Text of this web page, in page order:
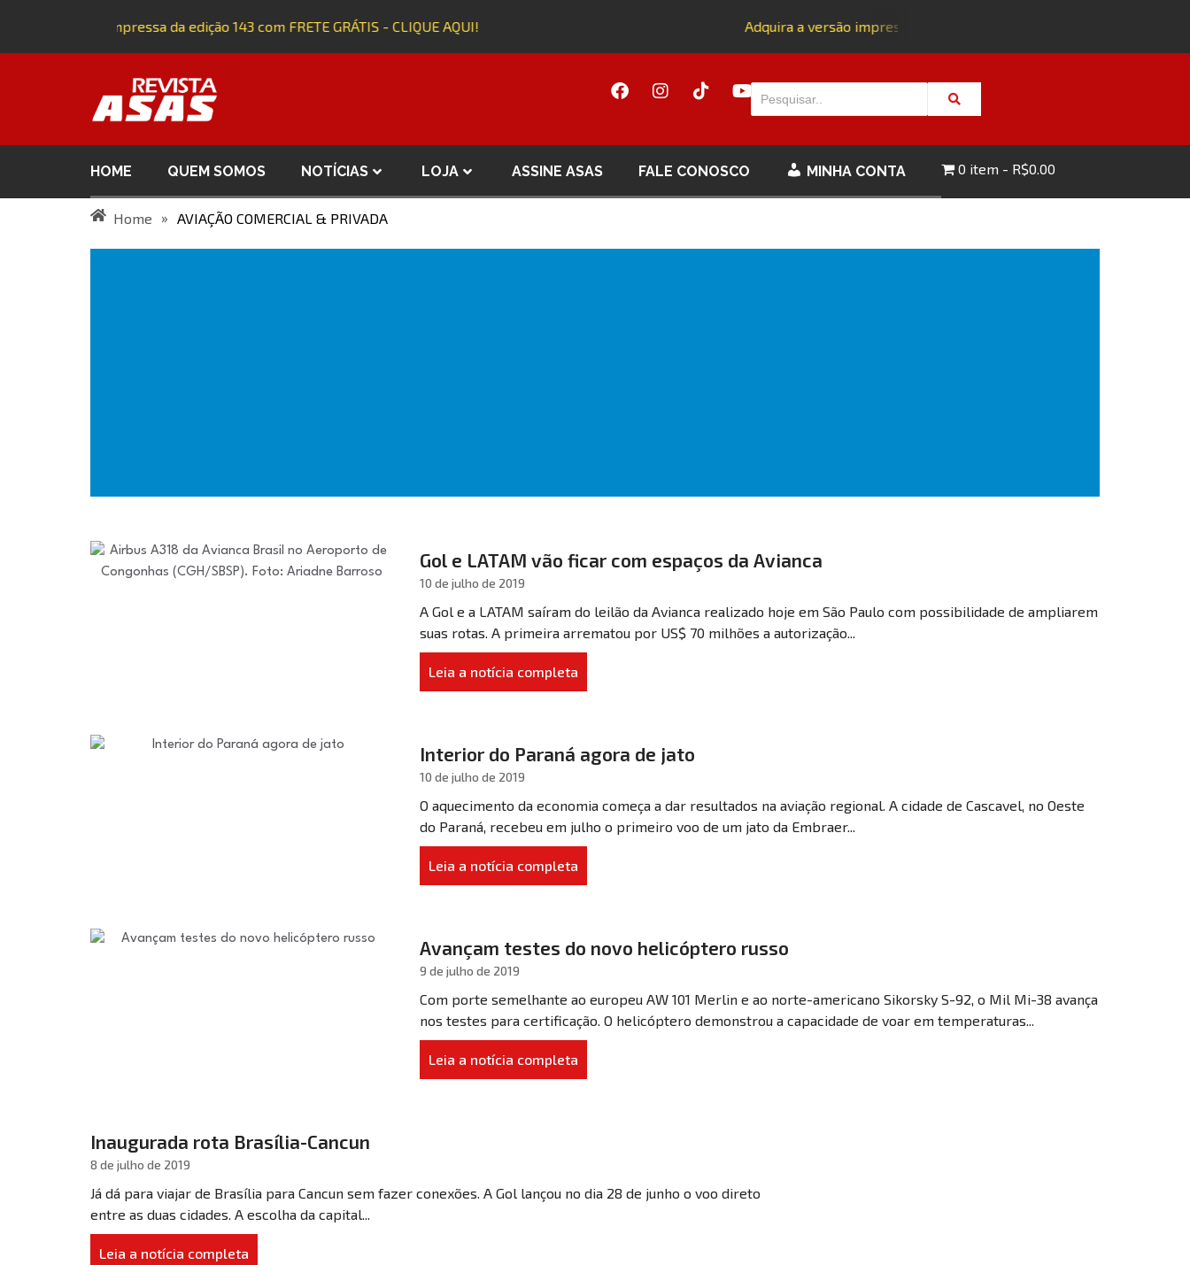
a versão impressa da edição 143 com FRETE GRÁTIS - CLIQUE AQUI! Adquira a versão impressa da edição 143 com FRETE GRÁTIS - CLIQUE
HOME QUEM SOMOS NOTÍCIAS LOJA ASSINE ASAS FALE CONOSCO MINHA CONTA 0 item R$0.00
Home » AVIAÇÃO COMERCIAL & PRIVADA
Gol e LATAM vão ficar com espaços da Avianca
10 de julho de 2019
A Gol e a LATAM saíram do leilão da Avianca realizado hoje em São Paulo com possibilidade de ampliarem
suas rotas. A primeira arrematou por US$ 70 milhões a autorização...
Leia a notícia completa
Interior do Paraná agora de jato
10 de julho de 2019
O aquecimento da economia começa a dar resultados na aviação regional. A cidade de Cascavel, no Oeste
do Paraná, recebeu em julho o primeiro voo de um jato da Embraer...
Leia a notícia completa
Avançam testes do novo helicóptero russo
9 de julho de 2019
Com porte semelhante ao europeu AW 101 Merlin e ao norte-americano Sikorsky S-92, o Mil Mi-38 avança
nos testes para certificação. O helicóptero demonstrou a capacidade de voar em temperaturas...
Leia a notícia completa
Inaugurada rota Brasília-Cancun
8 de julho de 2019
Já dá para viajar de Brasília para Cancun sem fazer conexões. A Gol lançou no dia 28 de junho o voo direto
entre as duas cidades. A escolha da capital...
Leia a notícia completa